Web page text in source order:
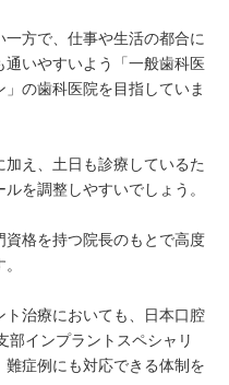
方で、仕事や生活の都合に
通いやすいよう「一般歯科医
の歯科医院を目指していま
え、土日も診療しているた
を調整しやすいでしょう。
資格を持つ院長のもとで高度
治療においても、日本口腔
部インプラントスペシャリ
症例にも対応できる体制を